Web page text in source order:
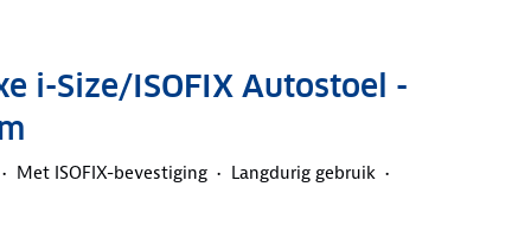
i-Size/ISOFIX Autostoel -
Met ISOFIX-bevestiging
Langdurig gebruik